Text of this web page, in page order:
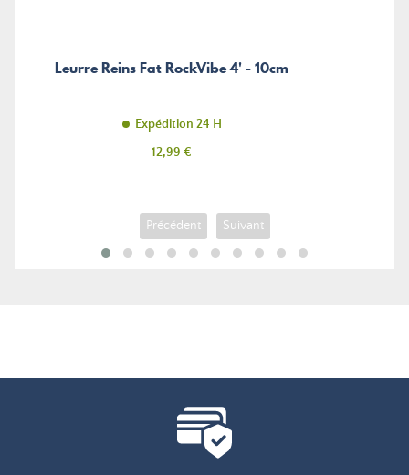
Leurre Reins Fat RockVibe 4' - 10cm
Expédition 24 H
Prix
12,99 €
Précédent Suivant